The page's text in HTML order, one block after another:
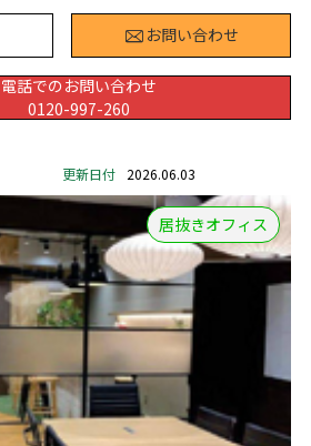
お問い合わせ
電話でのお問い合わせ
0120-997-260
更新日付 2026.06.03
居抜きオフィス